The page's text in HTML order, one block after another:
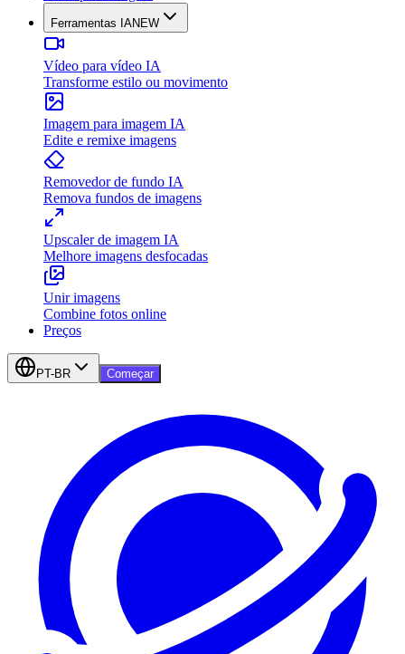
Ferramentas IANEW
Vídeo para vídeo IA
Transforme estilo ou movimento
Imagem para imagem IA
Edite e remixe imagens
Removedor de fundo IA
Remova fundos de imagens
Upscaler de imagem IA
Melhore imagens desfocadas
Unir imagens
Combine fotos online
Preços
PT-BR Começar